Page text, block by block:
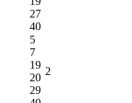
27
40
5
7
19
20
29
2